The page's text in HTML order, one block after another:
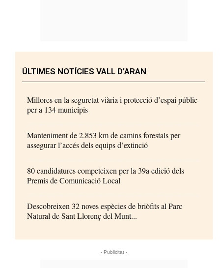
ÚLTIMES NOTÍCIES VALL D'ARAN
Millores en la seguretat viària i protecció d’espai públic
per a 134 municipis
Manteniment de 2.853 km de camins forestals per
assegurar l’accés dels equips d’extinció
80 candidatures competeixen per la 39a edició dels
Premis de Comunicació Local
Descobreixen 32 noves espècies de briòfits al Parc
Natural de Sant Llorenç del Munt...
- Publicitat -